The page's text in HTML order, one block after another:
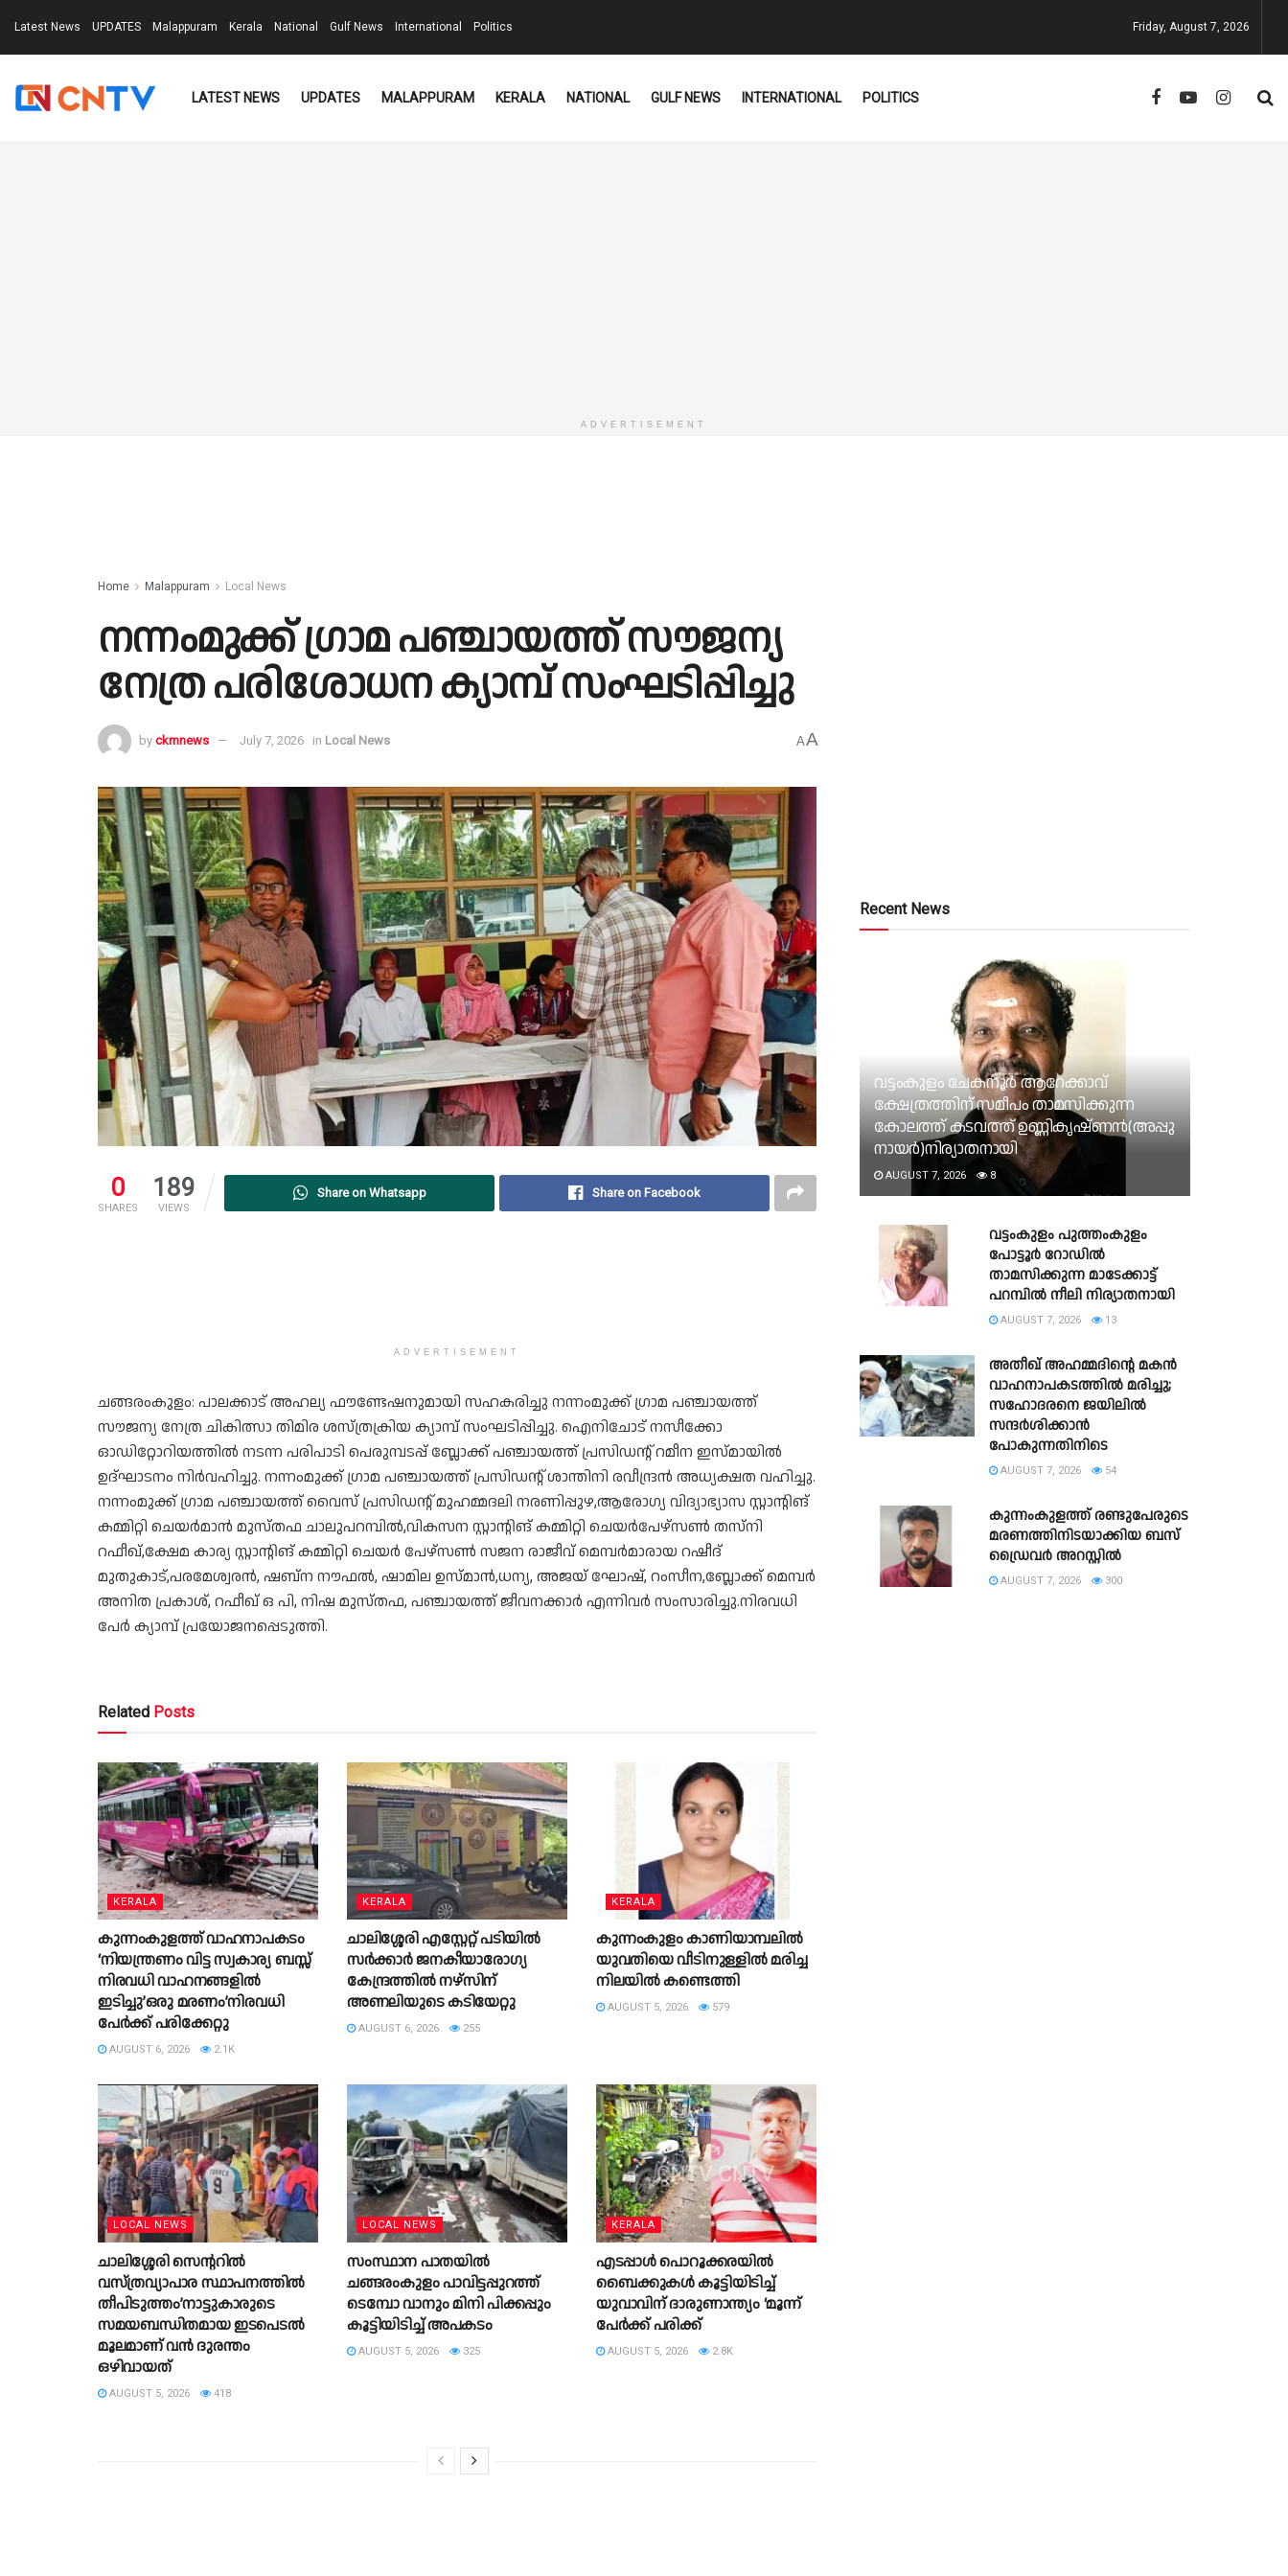
Latest News UPDATES Malappuram Kerala National Gulf News International Politics Friday, August 7, 2026
LATEST NEWS UPDATES MALAPPURAM KERALA NATIONAL GULF NEWS INTERNATIONAL POLITICS
ADVERTISEMENT
Home Malappuram Local News
നന്നംമുക്ക് ഗ്രാമ പഞ്ചായത്ത് സൗജന്യ
നേത്ര പരിശോധന ക്യാമ്പ് സംഘടിപ്പിച്ചു
by ckmnews July 7, 2026 in Local News AA
0
SHARES
189
VIEWS
Share on Whatsapp Share on Facebook
ADVERTISEMENT
ചങ്ങരംകുളം: പാലക്കാട് അഹല്യ ഫൗണ്ടേഷനുമായി സഹകരിച്ചു നന്നംമുക്ക് ഗ്രാമ പഞ്ചായത്ത്
സൗജന്യ നേത്ര ചികിത്സാ തിമിര ശസ്ത്രക്രിയ ക്യാമ്പ് സംഘടിപ്പിച്ചു. ഐനിചോട് നസീക്കോ
ഓഡിറ്റോറിയത്തിൽ നടന്ന പരിപാടി പെരുമ്പടപ്പ് ബ്ലോക്ക് പഞ്ചായത്ത് പ്രസിഡന്റ് റമീന ഇസ്മായിൽ
ഉദ്ഘാടനം നിർവഹിച്ചു. നന്നംമുക്ക് ഗ്രാമ പഞ്ചായത്ത് പ്രസിഡന്റ് ശാന്തിനി രവീന്ദ്രൻ അധ്യക്ഷത വഹിച്ചു.
നന്നംമുക്ക് ഗ്രാമ പഞ്ചായത്ത് വൈസ് പ്രസിഡന്റ് മുഹമ്മദലി നരണിപ്പുഴ,ആരോഗ്യ വിദ്യാഭ്യാസ സ്റ്റാന്റിങ്
കമ്മിറ്റി ചെയർമാൻ മുസ്തഫ ചാലുപറമ്പിൽ,വികസന സ്റ്റാന്റിങ് കമ്മിറ്റി ചെയർപേഴ്സൺ തസ്‌നി
റഫീഖ്,ക്ഷേമ കാര്യ സ്റ്റാന്റിങ് കമ്മിറ്റി ചെയർ പേഴ്സൺ സജന രാജീവ് മെമ്പർമാരായ റഷീദ്
മുതുകാട്,പരമേശ്വരൻ, ഷബ്‌ന നൗഫൽ, ഷാമില ഉസ്മാൻ,ധന്യ, അജയ് ഘോഷ്, റംസീന,ബ്ലോക്ക് മെമ്പർ
അനിത പ്രകാശ്, റഫീഖ് ഒ പി, നിഷ മുസ്തഫ, പഞ്ചായത്ത് ജീവനക്കാർ എന്നിവർ സംസാരിച്ചു.നിരവധി
പേർ ക്യാമ്പ് പ്രയോജനപ്പെടുത്തി.
Related Posts
KERALA
കുന്നംകുളത്ത് വാഹനാപകടം
‘നിയന്ത്രണം വിട്ട സ്വകാര്യ ബസ്സ്
നിരവധി വാഹനങ്ങളില്‍
ഇടിച്ചു’ഒരു മരണം’നിരവധി
പേര്‍ക്ക് പരിക്കേറ്റു
AUGUST 6, 2026 2.1K
KERALA
ചാലിശ്ശേരി എസ്റ്റേറ്റ് പടിയില്‍
സര്‍ക്കാര്‍ ജനകീയാരോഗ്യ
കേന്ദ്രത്തില്‍ നഴ്‌സിന്
അണലിയുടെ കടിയേറ്റു
AUGUST 6, 2026 255
KERALA
കുന്നംകുളം കാണിയാമ്പലിൽ
യുവതിയെ വീടിനുള്ളിൽ മരിച്ച
നിലയിൽ കണ്ടെത്തി
AUGUST 5, 2026 579
LOCAL NEWS
ചാലിശ്ശേരി സെൻ്ററിൽ
വസ്‌ത്രവ്യാപാര സ്ഥാപനത്തിൽ
തീപിടുത്തം’നാട്ടുകാരുടെ
സമയബന്ധിതമായ ഇടപെടൽ
മൂലമാണ് വൻ ദുരന്തം
ഒഴിവായത്
AUGUST 5, 2026 418
LOCAL NEWS
സംസ്ഥാന പാതയില്‍
ചങ്ങരംകുളം പാവിട്ടപ്പുറത്ത്
ടെമ്പോ വാനും മിനി പിക്കപ്പും
കൂട്ടിയിടിച്ച് അപകടം
AUGUST 5, 2026 325
KERALA
എടപ്പാള്‍ പൊറൂക്കരയിൽ
ബൈക്കുകള്‍ കൂട്ടിയിടിച്ച്
യുവാവിന് ദാരുണാന്ത്യം ‘മൂന്ന്
പേര്‍ക്ക് പരിക്ക്
AUGUST 5, 2026 2.8K
Recent News
വട്ടംകുളം ചേകനൂർ ആറേക്കാവ്
ക്ഷേത്രത്തിന് സമീപം താമസിക്കുന്ന
കോലത്ത് കടവത്ത് ഉണ്ണികൃഷ്ണൻ(അപ്പു
നായർ)നിര്യാതനായി
AUGUST 7, 2026 8
വട്ടംകുളം പുത്തംകുളം
പോട്ടൂർ റോഡിൽ
താമസിക്കുന്ന മാടേക്കാട്ട്
പറമ്പിൽ നീലി നിര്യാതനായി
AUGUST 7, 2026 13
അതീഖ് അഹമ്മദിന്റെ മകൻ
വാഹനാപകടത്തിൽ മരിച്ചു;
സഹോദരനെ ജയിലിൽ
സന്ദർശിക്കാൻ
പോകുന്നതിനിടെ
AUGUST 7, 2026 54
കുന്നംകുളത്ത് രണ്ടുപേരുടെ
മരണത്തിനിടയാക്കിയ ബസ്
ഡ്രൈവർ അറസ്റ്റിൽ
AUGUST 7, 2026 300